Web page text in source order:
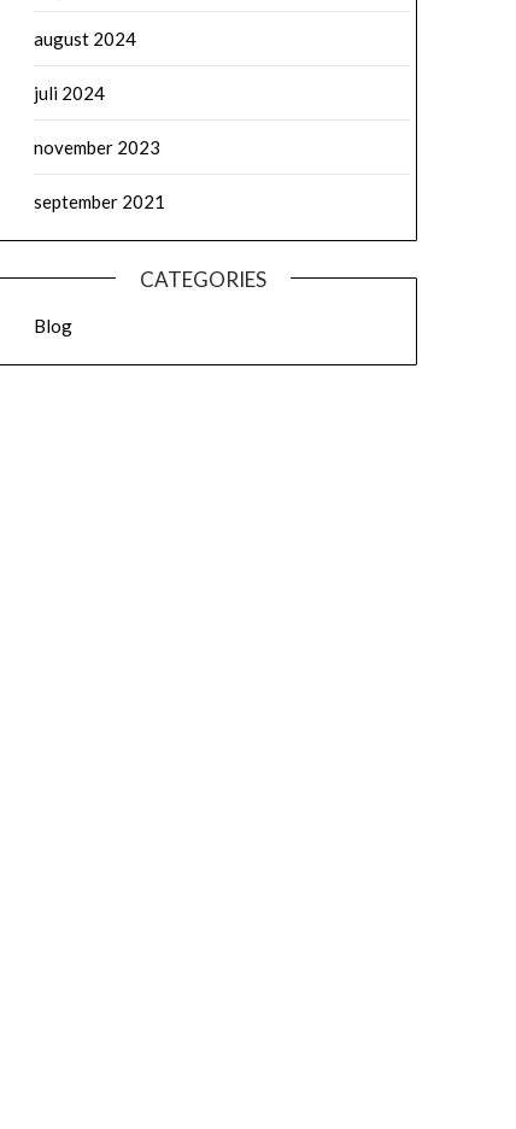
august 2024
juli 2024
november 2023
september 2021
CATEGORIES
Blog